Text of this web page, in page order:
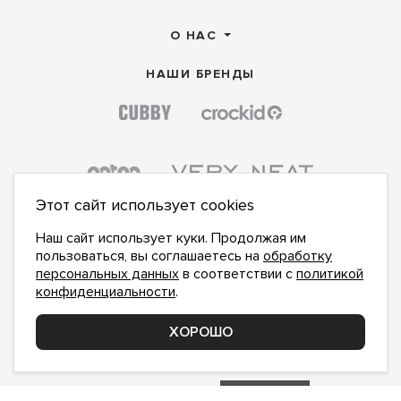
О НАС
НАШИ БРЕНДЫ
ПОДПИСАТЬСЯ НА НОВОСТИ:
сполитикой конфиденциальностиознакомлен и
Этот сайт использует cookies
Наш сайт использует куки. Продолжая им
пользоваться, вы соглашаетесь на обработку
персональных данных в соответствии с политикой
конфиденциальности.
ХОРОШО